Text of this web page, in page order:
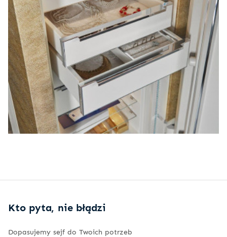
Kto pyta, nie błądzi
Dopasujemy sejf do Twoich potrzeb